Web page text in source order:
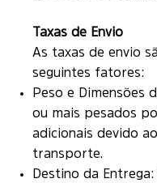
Taxas de Envio
As taxas de envio
seguintes fatores:
Peso e Dimensões
ou mais pesados
adicionais devido
transporte.
Destino da